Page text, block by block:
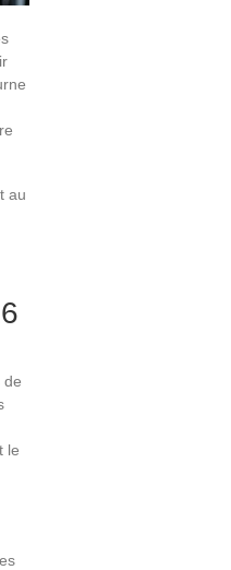
au
de
le